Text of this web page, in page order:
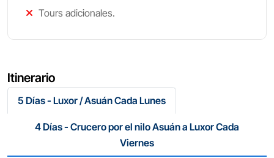
Tours adicionales.
Itinerario
5 Días - Luxor / Asuán Cada Lunes
4 Días - Crucero por el nilo Asuán a Luxor Cada
Viernes